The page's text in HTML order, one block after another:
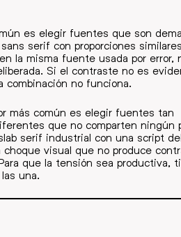
es elegir fuentes que son
serif con proporciones
la misma fuente usada por error,
Si el contraste no es
combinación no funciona.
más común es elegir fuentes tan
que no comparten ningún
serif industrial con una script
choque visual que no produce
que la tensión sea productiva,
una.